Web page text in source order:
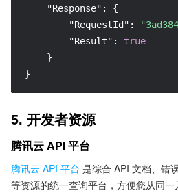
"Response" :
{
"RequestId" :
"Result" :
true
}
}
5. 开发者资源
腾讯云 API 平台
腾讯云 API 平台 是综合 API 文档、错
等资源的统一查询平台，方便您从同